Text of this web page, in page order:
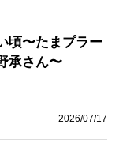
頃〜たまプラー
承さん〜
2026/07/17